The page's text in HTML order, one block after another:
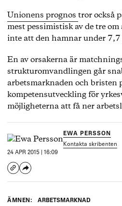
Unionens prognos tror också
mest pessimistisk av de tre
inte att den hamnar under
En av orsakerna är
strukturomvandlingen går
arbetsmarknaden och bristen
kompetensutveckling för
möjligheterna att få ner
EWA PERSSON
Kontakta skribenten
24 APR 2015 | 16:09
ÄMNEN: ARBETSMARKNAD